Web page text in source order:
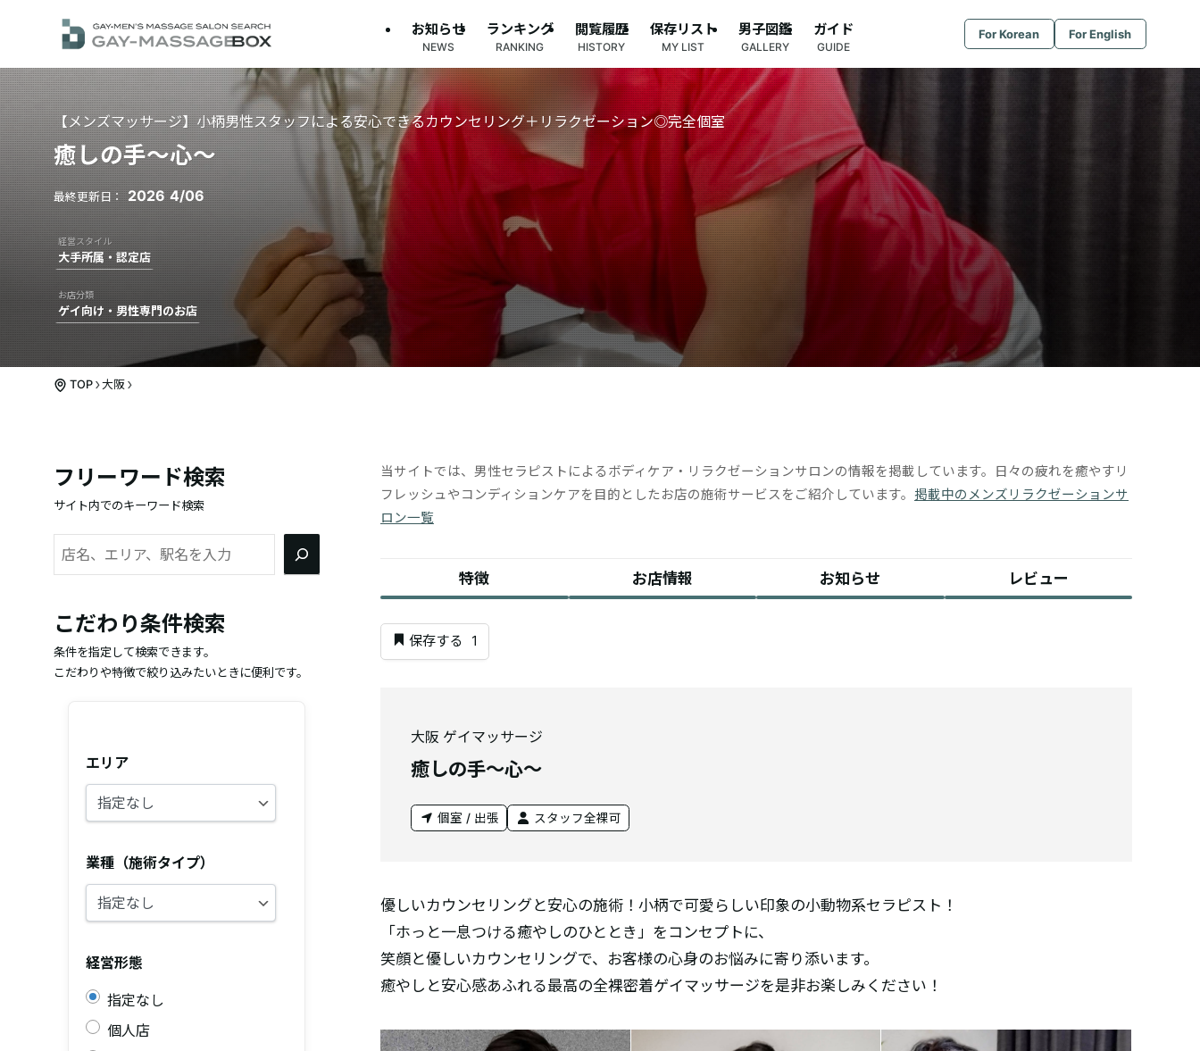
お知らせ
NEWS
ランキング
RANKING
閲覧履歴
HISTORY
保存リスト
MY LIST
男子図鑑
GALLERY
ガイド
GUIDE
For Korean For English
【メンズマッサージ】小柄男性スタッフによる安心できるカウンセリング＋リラクゼーション◎完全個室
癒しの手〜心〜
2026 4/06
大手所属・認定店
ゲイ向け・男性専門のお店
TOP 大阪
当サイトでは、男性セラピストによるボディケア・リラクゼーションサロンの情報を掲載しています。日々の疲れを癒やすリ
フレッシュやコンディションケアを目的としたお店の施術サービスをご紹介しています。 掲載中のメンズリラクゼーションサ
ロン一覧
特徴 お店情報 お知らせ レビュー
保存する 1
大阪 ゲイマッサージ
癒しの手〜心〜
個室 / 出張 スタッフ全裸可
優しいカウンセリングと安心の施術！小柄で可愛らしい印象の小動物系セラピスト！
「ホっと一息つける癒やしのひととき」をコンセプトに、
笑顔と優しいカウンセリングで、お客様の心身のお悩みに寄り添います。
癒やしと安心感あふれる最高の全裸密着ゲイマッサージを是非お楽しみください！
フリーワード検索
サイト内でのキーワード検索
検
索
こだわり条件検索
条件を指定して検索できます。
こだわりや特徴で絞り込みたいときに便利です。
エリア
業種（施術タイプ）
経営形態
指定なし
個人店